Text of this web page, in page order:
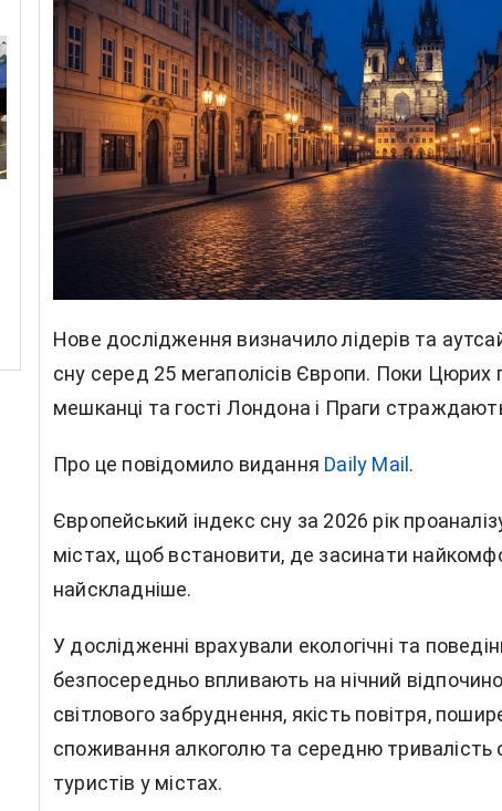
Нове дослідження визначило лідерів та
сну серед 25 мегаполісів Європи. Поки Цюрих
мешканці та гості Лондона і Праги
Про це повідомило видання Daily Mail .
Європейський індекс сну за 2026 рік
містах, щоб встановити, де засинати
найскладніше.
У дослідженні врахували екологічні та
безпосередньо впливають на нічний
світлового забруднення, якість повітря,
споживання алкоголю та середню тривалість
туристів у містах.